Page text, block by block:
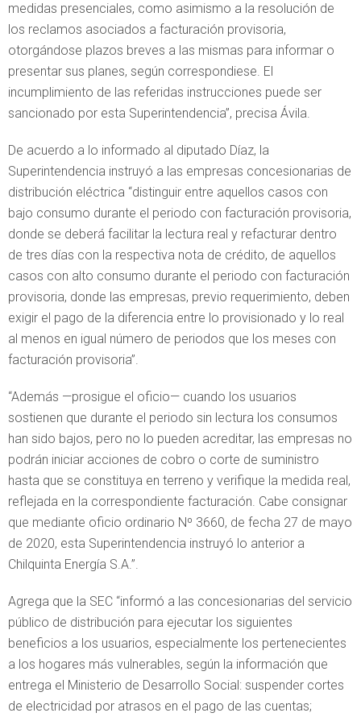
medidas presenciales, como asimismo a la resolución de
los reclamos asociados a facturación provisoria,
otorgándose plazos breves a las mismas para informar o
presentar sus planes, según correspondiese. El
incumplimiento de las referidas instrucciones puede ser
sancionado por esta Superintendencia”, precisa Ávila.
De acuerdo a lo informado al diputado Díaz, la
Superintendencia instruyó a las empresas concesionarias de
distribución eléctrica “distinguir entre aquellos casos con
bajo consumo durante el periodo con facturación provisoria,
donde se deberá facilitar la lectura real y refacturar dentro
de tres días con la respectiva nota de crédito, de aquellos
casos con alto consumo durante el periodo con facturación
provisoria, donde las empresas, previo requerimiento, deben
exigir el pago de la diferencia entre lo provisionado y lo real
al menos en igual número de periodos que los meses con
facturación provisoria”.
“Además —prosigue el oficio— cuando los usuarios
sostienen que durante el periodo sin lectura los consumos
han sido bajos, pero no lo pueden acreditar, las empresas no
podrán iniciar acciones de cobro o corte de suministro
hasta que se constituya en terreno y verifique la medida real,
reflejada en la correspondiente facturación. Cabe consignar
que mediante oficio ordinario Nº 3660, de fecha 27 de mayo
de 2020, esta Superintendencia instruyó lo anterior a
Chilquinta Energía S.A.”.
Agrega que la SEC “informó a las concesionarias del servicio
público de distribución para ejecutar los siguientes
beneficios a los usuarios, especialmente los pertenecientes
a los hogares más vulnerables, según la información que
entrega el Ministerio de Desarrollo Social: suspender cortes
de electricidad por atrasos en el pago de las cuentas;